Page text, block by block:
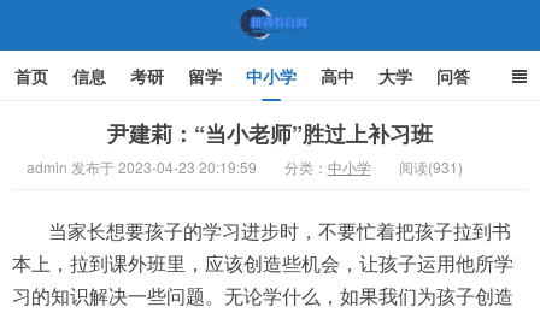
首页 信息 考研 留学 中小学 高中 大学 问答
家庭教育
尹建莉：“当小老师”胜过上补习班
admin 发布于 2023-04-23 20:19:59 分类： 中小学 阅读(931)
当家长想要孩子的学习进步时，不要忙着把孩子拉到书
本上，拉到课外班里，应该创造些机会，让孩子运用他所学
习的知识解决一些问题。无论学什么，如果我们为孩子创造